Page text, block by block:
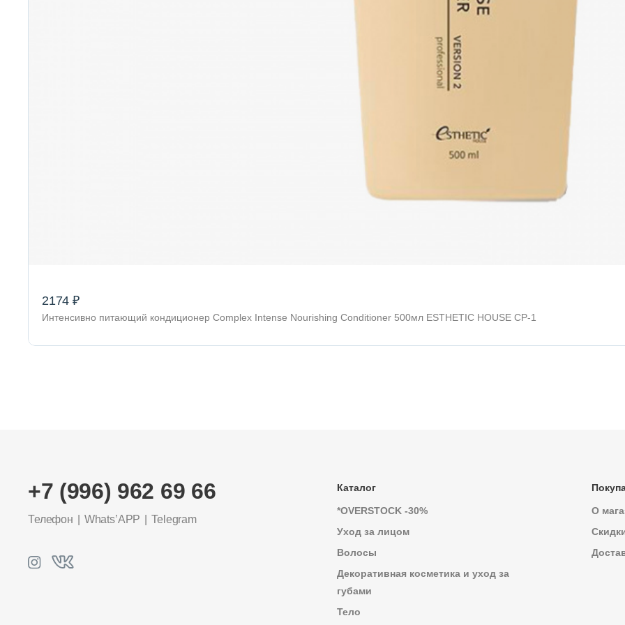
2174 ₽
Интенсивно питающий кондиционер Complex Intense Nourishing Conditioner 500мл ESTHETIC HOUSE CP-1
+7 (996) 962 69 66
Телефон Whats’APP Telegram
Каталог
*OVERSTOCK -30%
Уход за лицом
Волосы
Декоративная косметика и уход за
губами
Тело
О